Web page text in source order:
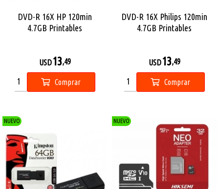
DVD-R 16X HP 120min
4.7GB Printables
USD13,49
Comprar
DVD-R 16X Philips 120min
4.7GB Printables
USD13,49
Comprar
NUEVO NUEVO